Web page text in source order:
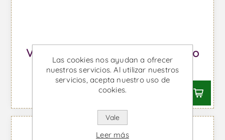
Vale do Tua Tralhariz - Vino Tinto
Desde €17,90 IVA incl.
Las cookies nos ayudan a ofrecer
nuestros servicios. Al utilizar nuestros
servicios, acepta nuestro uso de
cookies.
Vale
Leer más